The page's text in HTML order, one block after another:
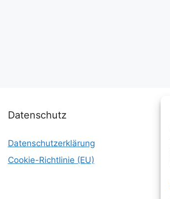
Datenschutz
Datenschutzerklärung
Cookie-Richtlinie (EU)